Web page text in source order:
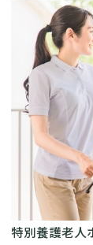
特別養護老人